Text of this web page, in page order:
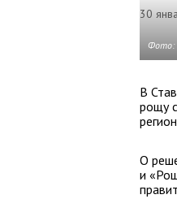
30
Фото:
В
рощу
О
и